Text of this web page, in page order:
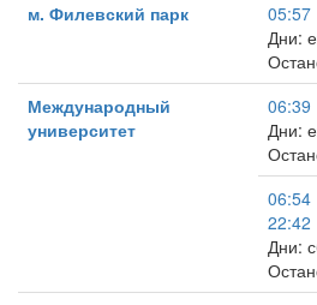
м. Филевский парк
05:57
Дни:
Международный
университет
06:39
Дни:
06:54
22:42
Дни: